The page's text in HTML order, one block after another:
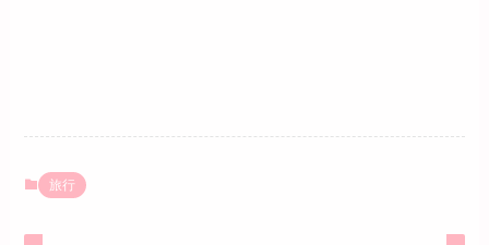
旅行